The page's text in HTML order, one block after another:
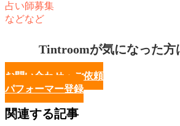
占い師募集
などなど
Tintroomが気になった方
お問い合わせ・ご依頼
パフォーマー登録
関連する記事